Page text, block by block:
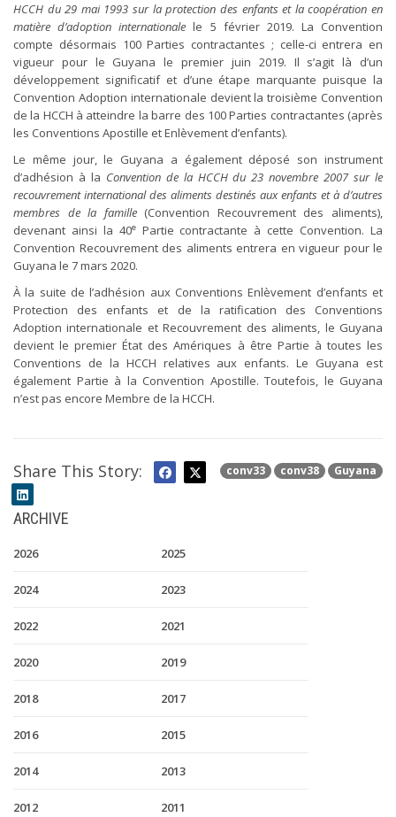
HCCH du 29 mai 1993 sur la protection des enfants et la coopération en
matière d’adoption internationale le 5 février 2019. La Convention
compte désormais 100 Parties contractantes ; celle-ci entrera en
vigueur pour le Guyana le premier juin 2019. Il s’agit là d’un
développement significatif et d’une étape marquante puisque la
Convention Adoption internationale devient la troisième Convention
de la HCCH à atteindre la barre des 100 Parties contractantes (après
les Conventions Apostille et Enlèvement d’enfants).
Le même jour, le Guyana a également déposé son instrument
d’adhésion à la Convention de la HCCH du 23 novembre 2007 sur le
recouvrement international des aliments destinés aux enfants et à d’autres
membres de la famille(Convention Recouvrement des aliments),
devenant ainsi la 40ePartie contractante à cette Convention. La
Convention Recouvrement des aliments entrera en vigueur pour le
Guyana le 7 mars 2020.
À la suite de l’adhésion aux Conventions Enlèvement d’enfants et
Protection des enfants et de la ratification des Conventions
Adoption internationale et Recouvrement des aliments, le Guyana
devient le premier État des Amériques à être Partie à toutes les
Conventions de la HCCH relatives aux enfants. Le Guyana est
également Partie à la Convention Apostille. Toutefois, le Guyana
n’est pas encore Membre de la HCCH.
conv33 conv38 Guyana
Share This Story:
ARCHIVE
2026 2025
2024 2023
2022 2021
2020 2019
2018 2017
2016 2015
2014 2013
2012 2011